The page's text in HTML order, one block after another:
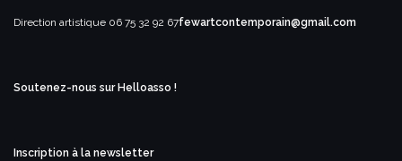
Direction artistique 06 75 32 92 67fewartcontemporain@gmail.com
Soutenez-nous sur Helloasso !
Inscription à la newsletter